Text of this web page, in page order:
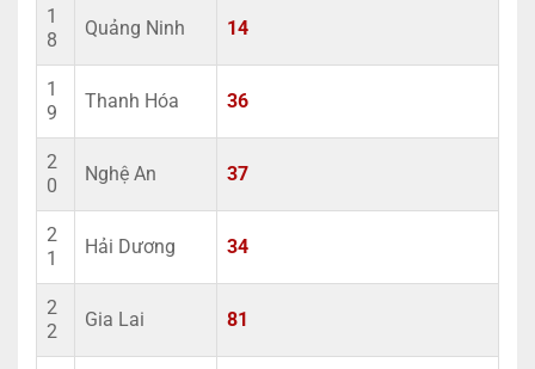
1
8
Quảng Ninh 14
1
9
Thanh Hóa 36
2
0
Nghệ An 37
2
1
Hải Dương 34
2
2
Gia Lai 81